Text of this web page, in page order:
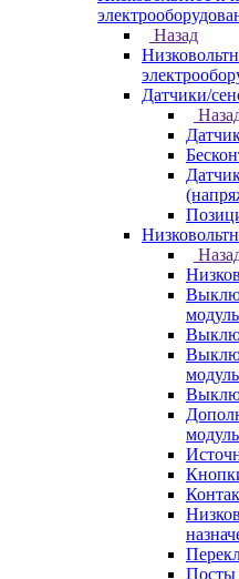
Назад
Датчики/
Посты